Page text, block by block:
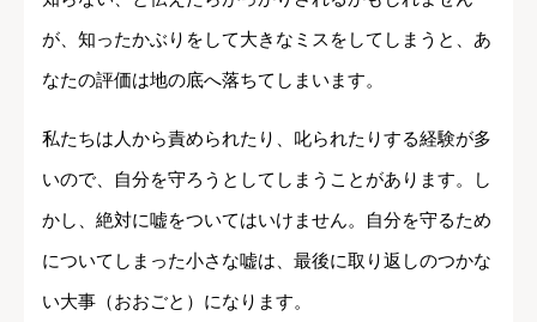
が、知ったかぶりをして大きなミスをしてしまうと、あ
なたの評価は地の底へ落ちてしまいます。
私たちは人から責められたり、叱られたりする経験が多
いので、自分を守ろうとしてしまうことがあります。し
かし、絶対に嘘をついてはいけません。自分を守るため
についてしまった小さな嘘は、最後に取り返しのつかな
い大事（おおごと）になります。